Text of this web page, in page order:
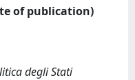
of publication)
degli Stati